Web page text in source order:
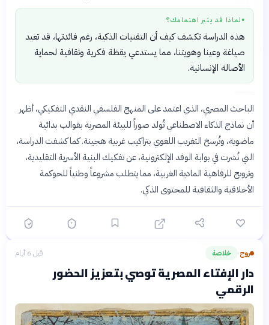
● لماذا قد يثير اهتمامك؟
هذه الدراسة تكشف كيف أن التقنيات الذكية، رغم فائدتها، قد تعيد
صياغة وعينا وهويتنا، مما يستدعي يقظة فكرية وثقافية لحماية
الأصالة الإنسانية.
الباحث المصري، الذي اعتمد على المنهج الفلسفي النقدي التفكيكي، أظهر
أن نماذج الذكاء الاصطناعي تُولد صوراً للبيئة المصرية بقوالب بدائية
ماضوية، وتُرسخ التغريب اللغوي بتراكيب غربية هجينة. كما كشفت الدراسة،
التي نُشرت في بوابة الوفد الإلكترونية، عن تفكيك البنية الأسرية التقليدية،
وترويج للرفاهية المادية الغربية، مما يتطلب مشروعاً وطنياً للحوكمة
الأخلاقية والثقافية للمحتوى الذكي.
روح› خلاصة قبل 6 أيام
دار الإفتاء المصرية توصي بتعزيز الحضور
الرقمي